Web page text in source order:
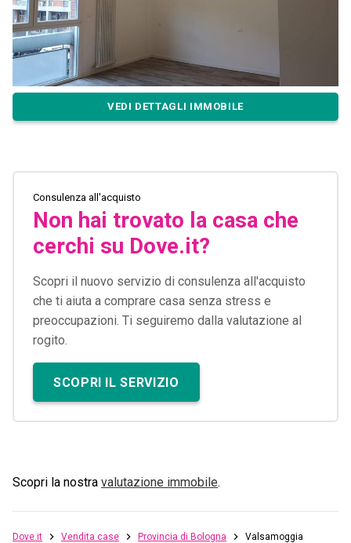
VEDI DETTAGLI IMMOBILE
Consulenza all'acquisto
Non hai trovato la casa che
cerchi su Dove.it?
Scopri il nuovo servizio di consulenza all'acquisto
che ti aiuta a comprare casa senza stress e
preoccupazioni. Ti seguiremo dalla valutazione al
rogito.
SCOPRI IL SERVIZIO
Scopri la nostra valutazione immobile.
Dove.it Vendita case Provincia di Bologna Valsamoggia